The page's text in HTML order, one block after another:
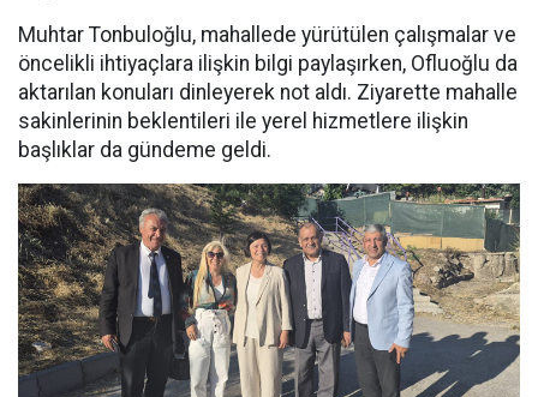
Muhtar Tonbuloğlu, mahallede yürütülen çalışmalar ve
öncelikli ihtiyaçlara ilişkin bilgi paylaşırken, Ofluoğlu da
aktarılan konuları dinleyerek not aldı. Ziyarette mahalle
sakinlerinin beklentileri ile yerel hizmetlere ilişkin
başlıklar da gündeme geldi.